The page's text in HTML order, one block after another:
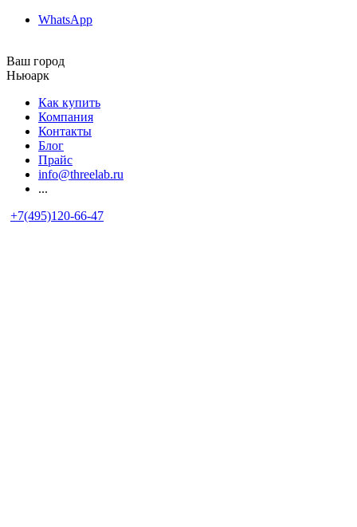
WhatsApp
Ваш город
Ньюарк
Как купить
Компания
Контакты
Блог
Прайс
info@threelab.ru
...
+7(495)120-66-47